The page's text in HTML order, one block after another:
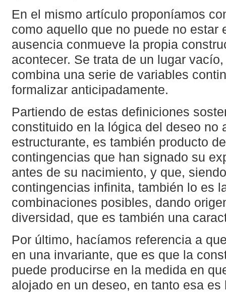
En el mismo artículo proponíamos
como aquello que no puede no estar
ausencia conmueve la propia
acontecer. Se trata de un lugar
combina una serie de variables
formalizar anticipadamente.
Partiendo de estas definiciones
constituido en la lógica del deseo no
estructurante, es también producto
contingencias que han signado su
antes de su nacimiento, y que,
contingencias infinita, también lo es
combinaciones posibles, dando
diversidad, que es también una
Por último, hacíamos referencia a
en una invariante, que es que la
puede producirse en la medida en
alojado en un deseo, en tanto esa